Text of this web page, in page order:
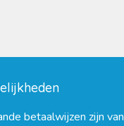
betaalwijzen zijn van